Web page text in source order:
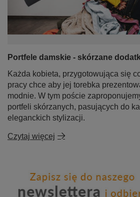
Portfele damskie - skórzane
Każda kobieta, przygotowująca się
pracy chce aby jej torebka
modnie. W tym poście
portfeli skórzanych, pasujących do
eleganckich stylizacji.
Czytaj więcej